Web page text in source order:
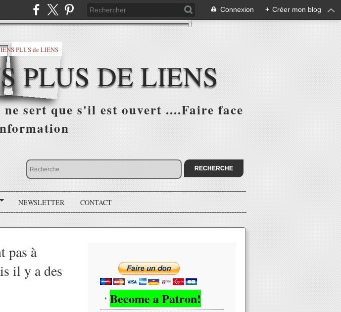
Connexion + Créer mon blog
PLUS DE LIENS
sert que s'il est ouvert ....Faire face
NEWSLETTER CONTACT
pas à
il y a des
Become a Patron!